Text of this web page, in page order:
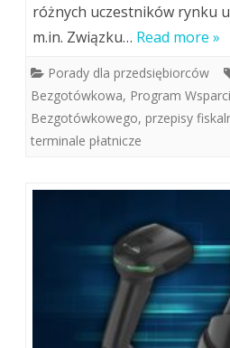
różnych uczestników rynku
m.in. Związku… Read more »
Porady dla przedsiębiorców
Bezgotówkowa, Program
Bezgotówkowego, przepisy
terminale płatnicze